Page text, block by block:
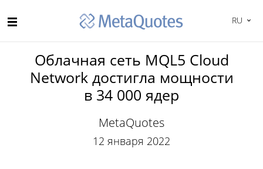
RU
Облачная сеть MQL5 Cloud
Network достигла мощности
в 34 000 ядер
MetaQuotes
12 января 2022